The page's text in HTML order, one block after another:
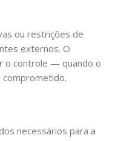
ou restrições de
externos. O
o controle — quando o
comprometido.
necessários para a